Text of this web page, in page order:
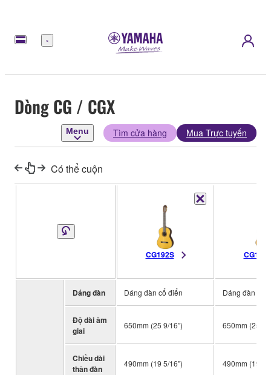
Menu
Dòng CG / CGX
Menu Tìm cửa hàng Mua Trực tuyến
Có thể cuộn
CG192S
Dáng đàn Dáng đàn cổ điển Dáng đàn cổ
Độ dài âm
giai
650mm (25 9/16”) 650mm (25 9/
Chiều dài
thân đàn
490mm (19 5/16") 490mm (19 5/